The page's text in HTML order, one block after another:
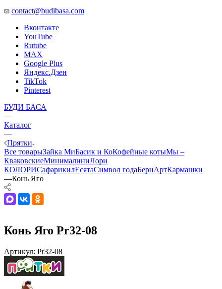
contact@budibasa.com
Вконтакте
YouTube
Rutube
MAX
Google Plus
Яндекс.Дзен
TikTok
Pinterest
БУДИ БАСА
—
Каталог
—
Прятки
Все товарыЗайка МиБасик и КоКофейные котыМы –
КваковскиеМинималиниЛори
КОЛОРИСафарикилЕсятаСимвол годаБернАртКармашки
—Конь Яго
Конь Яго Pr32-08
Артикул: Pr32-08